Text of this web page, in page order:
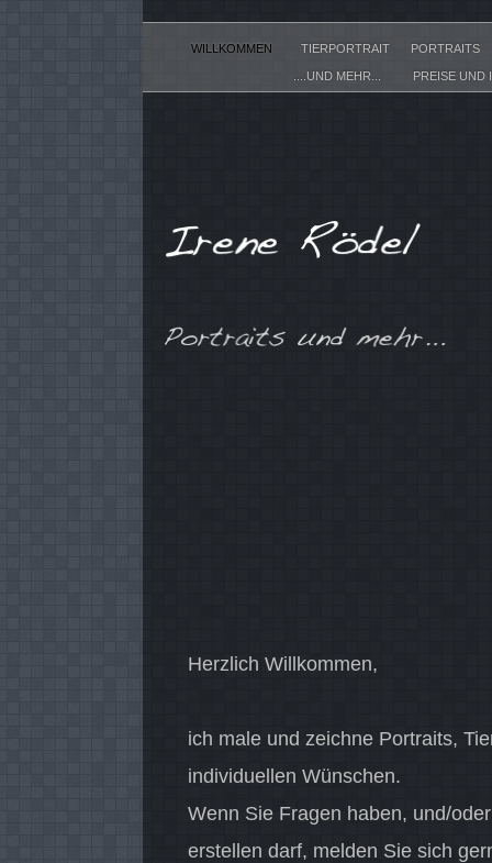
WILLKOMMEN
TIERPORTRAIT
S
PORTRAITS
PREISE UND
....UND MEHR...
Herzlich Willkommen,
ich male und zeichne Portraits,
individuellen Wünschen.
Wenn Sie Fragen haben, und/
erstellen darf, melden Sie sich